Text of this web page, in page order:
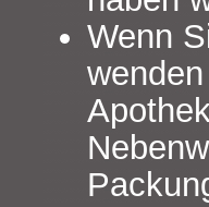
Wenn